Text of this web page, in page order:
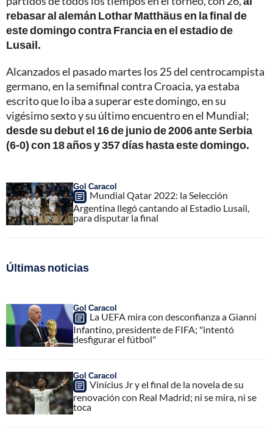
rebasar al alemán Lothar Matthäus en la final de
este domingo contra Francia en el estadio de
Lusail.
Alcanzados el pasado martes los 25 del centrocampista
germano, en la semifinal contra Croacia, ya estaba
escrito que lo iba a superar este domingo, en su
vigésimo sexto y su último encuentro en el Mundial;
desde su debut el 16 de junio de 2006 ante Serbia
(6-0) con 18 años y 357 días hasta este domingo.
Gol Caracol
Mundial Qatar 2022: la Selección
Argentina llegó cantando al Estadio Lusail,
para disputar la final
Últimas noticias
Gol Caracol
La UEFA mira con desconfianza a Gianni
Infantino, presidente de FIFA; "intentó
desfigurar el fútbol"
Gol Caracol
Vinícius Jr y el final de la novela de su
renovación con Real Madrid; ni se mira, ni se
toca